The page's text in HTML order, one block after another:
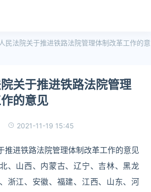
民法院关于推进铁路法院管理体制改革工作的意
关于推进铁路法院管理
的意见
2021-11-19 15:45
推进铁路法院管理体制改革工作的意见
、山西、内蒙古、辽宁、吉林、黑龙
浙江、安徽、福建、江西、山东、河